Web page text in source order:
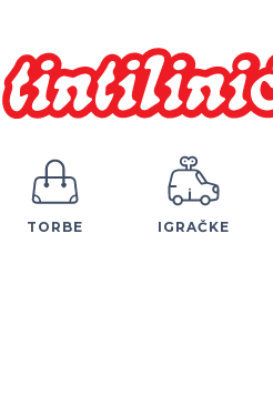
TORBE IGRAČKE